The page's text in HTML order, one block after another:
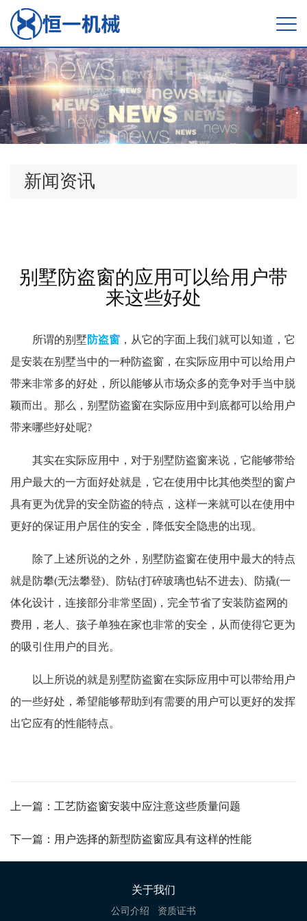
新闻资讯
别墅防盗窗的应用可以给用户带
来这些好处
所谓的别墅 防盗窗 ，从它的字面上我们就可以知道，它
是安装在别墅当中的一种防盗窗，在实际应用中可以给用户
带来非常多的好处，所以能够从市场众多的竞争对手当中脱
颖而出。那么，别墅防盗窗在实际应用中到底都可以给用户
带来哪些好处呢?
其实在实际应用中，对于别墅防盗窗来说，它能够带给
用户最大的一方面好处就是，它在使用中比其他类型的窗户
具有更为优异的安全防盗的特点，这样一来就可以在使用中
更好的保证用户居住的安全，降低安全隐患的出现。
除了上述所说的之外，别墅防盗窗在使用中最大的特点
就是防攀(无法攀登)、防钻(打碎玻璃也钻不进去)、防撬(一
体化设计，连接部分非常坚固)，完全节省了安装防盗网的
费用，老人、孩子单独在家也非常的安全，从而使得它更为
的吸引住用户的目光。
以上所说的就是别墅防盗窗在实际应用中可以带给用户
的一些好处，希望能够帮助到有需要的用户可以更好的发挥
出它应有的性能特点。
上一篇：工艺防盗窗安装中应注意这些质量问题
下一篇：用户选择的新型防盗窗应具有这样的性能
关于我们
公司介绍 资质证书